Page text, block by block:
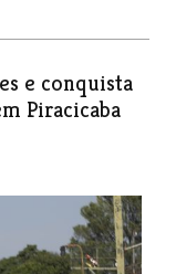
e conquista
Piracicaba